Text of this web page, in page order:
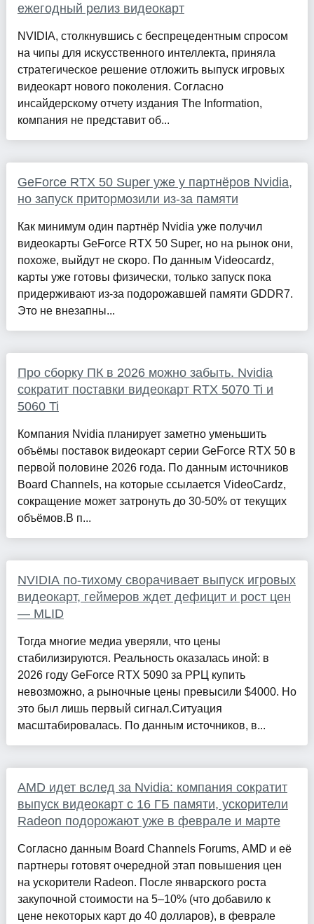
ежегодный релиз видеокарт
NVIDIA, столкнувшись с беспрецедентным спросом
на чипы для искусственного интеллекта, приняла
стратегическое решение отложить выпуск игровых
видеокарт нового поколения. Согласно
инсайдерскому отчету издания The Information,
компания не представит об...
GeForce RTX 50 Super уже у партнёров Nvidia,
но запуск притормозили из-за памяти
Как минимум один партнёр Nvidia уже получил
видеокарты GeForce RTX 50 Super, но на рынок они,
похоже, выйдут не скоро. По данным Videocardz,
карты уже готовы физически, только запуск пока
придерживают из-за подорожавшей памяти GDDR7.
Это не внезапны...
Про сборку ПК в 2026 можно забыть. Nvidia
сократит поставки видеокарт RTX 5070 Ti и
5060 Ti
Компания Nvidia планирует заметно уменьшить
объёмы поставок видеокарт серии GeForce RTX 50 в
первой половине 2026 года. По данным источников
Board Channels, на которые ссылается VideoCardz,
сокращение может затронуть до 30-50% от текущих
объёмов.В п...
NVIDIA по-тихому сворачивает выпуск игровых
видеокарт, геймеров ждет дефицит и рост цен
— MLID
Тогда многие медиа уверяли, что цены
стабилизируются. Реальность оказалась иной: в
2026 году GeForce RTX 5090 за РРЦ купить
невозможно, а рыночные цены превысили $4000. Но
это был лишь первый сигнал.Ситуация
масштабировалась. По данным источников, в...
AMD идет вслед за Nvidia: компания сократит
выпуск видеокарт с 16 ГБ памяти, ускорители
Radeon подорожают уже в феврале и марте
Согласно данным Board Channels Forums, AMD и её
партнеры готовят очередной этап повышения цен
на ускорители Radeon. После январского роста
закупочной стоимости на 5–10% (что добавило к
цене некоторых карт до 40 долларов), в феврале